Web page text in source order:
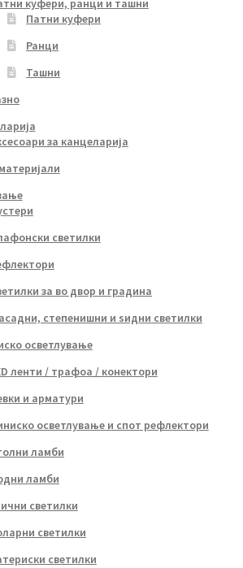
куфери, ранци и ташни
Патни куфери
Ранци
Ташни
за канцеларија
светилки
за во двор и градина
степенишни и ѕидни светилки
осветлување
ленти / трафоа / конектори
и арматури
осветлување и спот рефлектори
ламби
ламби
светилки
светилки
светилки